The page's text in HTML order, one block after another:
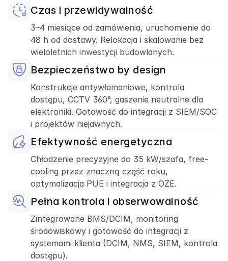
Czas i przewidywalność
3–4 miesiące od zamówienia, uruchomienie do
48 h od dostawy. Relokacja i skalowanie bez
wieloletnich inwestycji budowlanych.
Bezpieczeństwo by design
Konstrukcje antywłamaniowe, kontrola
dostępu, CCTV 360°, gaszenie neutralne dla
elektroniki. Gotowość do integracji z SIEM/SOC
i projektów niejawnych.
Efektywność energetyczna
Chłodzenie precyzyjne do 35 kW/szafa, free-
cooling przez znaczną część roku,
optymalizacja PUE i integracja z OZE.
Pełna kontrola i obserwowalność
Zintegrowane BMS/DCIM, monitoring
środowiskowy i gotowość do integracji z
systemami klienta (DCIM, NMS, SIEM, kontrola
dostępu).